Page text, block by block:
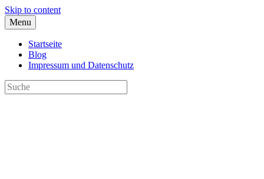
Skip to content
Menu
Startseite
Blog
Impressum und Datenschutz